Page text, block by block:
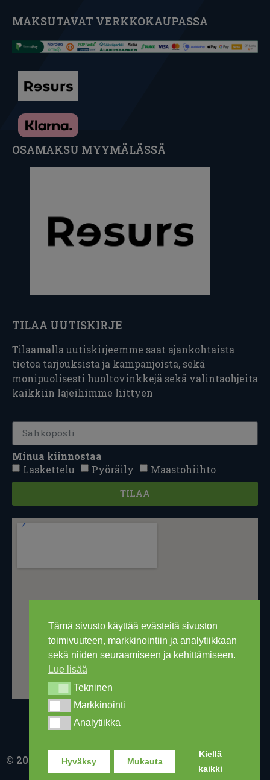
Tämä sivusto käyttää evästeitä sivuston
toimivuuteen, markkinointiin ja analytiikkaan
sekä niiden seuraamiseen ja kehittämiseen.
Lue lisää
TekninenTekninen
MarkkinointiMarkkinointi
AnalytiikkaAnalytiikka
Hyväksy Mukauta
Kiellä
kaikki
MAKSUTAVAT VERKKOKAUPASSA
OSAMAKSU MYYMÄLÄSSÄ
TILAA UUTISKIRJE
Tilaamalla uutiskirjeemme saat ajankohtaista
tietoa tarjouksista ja kampanjoista, sekä
monipuolisesti huoltovinkkejä sekä valintaohjeita
kaikkiin lajeihimme liittyen
Minua kiinnostaa
Laskettelu
Pyöräily Maastohiihto
TILAA
© 2016-2026 Ski Out Bike, Ski-Outlet Finland Oy